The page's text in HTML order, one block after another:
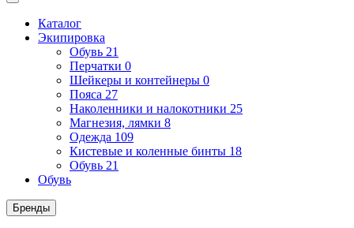
Каталог
Экипировка
Обувь 21
Перчатки 0
Шейкеры и контейнеры 0
Пояса 27
Наколенники и налокотники 25
Магнезия, лямки 8
Одежда 109
Кистевые и коленные бинты 18
Обувь 21
Обувь
Бренды